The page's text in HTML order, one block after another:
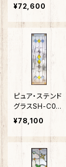
¥72,600
ピュア・ステンド
グラスSH-C05
N
¥78,100